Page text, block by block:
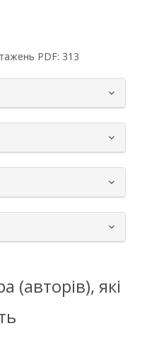
PDF: 313
(авторів), які